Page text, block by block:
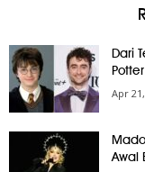
Dari
Apr
Awal